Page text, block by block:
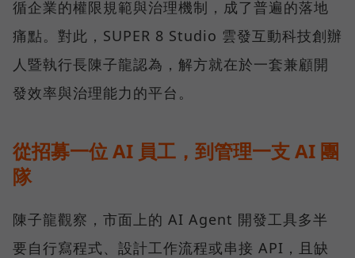
循企業的權限規範與治理機制，成了普遍的落地
痛點。對此，SUPER 8 Studio 雲發互動科技創辦
人暨執行長陳子龍認為，解方就在於一套兼顧開
發效率與治理能力的平台。
從招募一位 AI 員工，到管理一支 AI 團
隊
陳子龍觀察，市面上的 AI Agent 開發工具多半
要自行寫程式、設計工作流程或串接 API，且缺